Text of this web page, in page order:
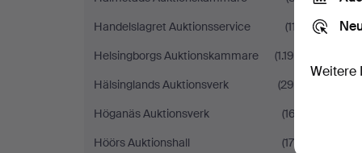
Handelslagret Auktionsservice
(117)
Helsingborgs Auktionskammare
(1.194)
Hälsinglands Auktionsverk
(298)
Höganäs Auktionsverk
(167)
Höörs Auktionshall
(175)
Weitere